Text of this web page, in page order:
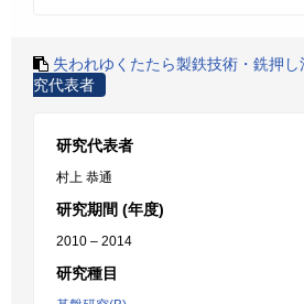
失われゆくたたら製鉄技術・銑押
究代表者
研究代表者
村上 恭通
研究期間 (年度)
2010 – 2014
研究種目